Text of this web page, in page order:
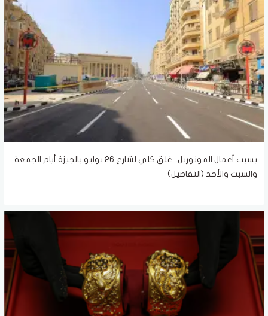
بسبب أعمال المونوريل.. غلق كلي لشارع 26 يوليو بالجيزة أيام الجمعة
والسبت والأحد (التفاصيل)